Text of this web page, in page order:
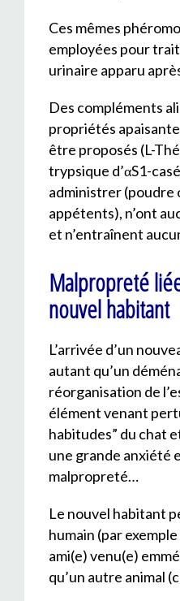
Ces mêmes
employées pour
urinaire apparu
Des compléments
propriétés
être proposés (L-
trypsique d’αS1-
administrer (poudre
appétents), n’ont
et n’entraînent
Malpropreté
nouvel habitant
L’arrivée d’un
autant qu’un
réorganisation de
élément venant
habitudes” du chat
une grande anxiété
malpropreté…
Le nouvel habitant
humain (par
ami(e) venu(e)
qu’un autre animal